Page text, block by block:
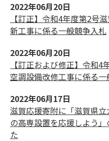
2022年06月20日
【訂正】令和4年度第2号
新工事に係る一般競争入札
2022年06月20日
【訂正および修正】令和
空調設備改修工事に係る
2022年06月17日
滋賀応援寄附に「滋賀県
の高専設置を応援しよう
た